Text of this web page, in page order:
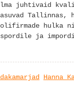
juhtivaid
hulka
ja
Hanna